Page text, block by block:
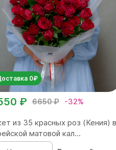
0₽
6650 ₽ -32%
₽
из 35 красных роз (Кения) в
матовой кал...